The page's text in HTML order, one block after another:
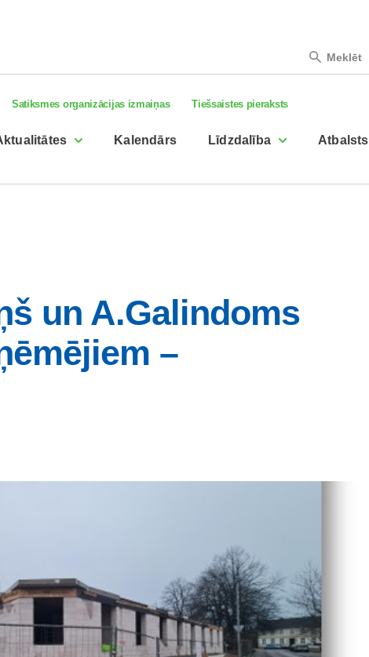
Meklēt
Satiksmes organizācijas izmaiņas Tiešsaistes pieraksts
Kalendārs Līdzdalība Atbalsts
un A.Galindoms
–